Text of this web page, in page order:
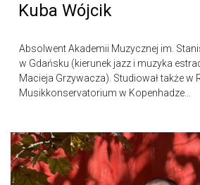
Kuba Wójcik
Absolwent Akademii Muzycznej im.
w Gdańsku (kierunek jazz i muzyka
Macieja Grzywacza). Studiował także w
Musikkonservatorium w Kopenhadze…